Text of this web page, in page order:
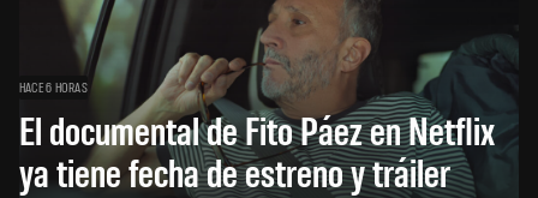
HACE 6 HORAS
El documental de Fito Páez en Netflix
ya tiene fecha de estreno y tráiler